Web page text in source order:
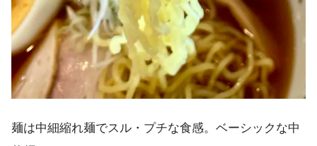
麺は中細縮れ麺でスル・プチな食感。ベーシックな中